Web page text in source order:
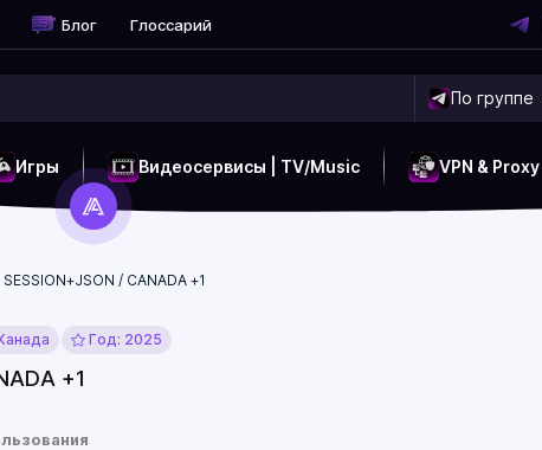
Блог Глоссарий
По группе
Игры Видеосервисы | TV/Music VPN & Proxy
SESSION+JSON / CANADA +1
Год: 2025
+1